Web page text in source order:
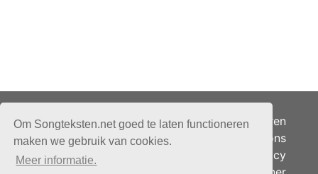
Om Songteksten.net goed te laten functioneren
maken we gebruik van cookies.
Meer informatie.
Adverteren
Over ons
Je privacy